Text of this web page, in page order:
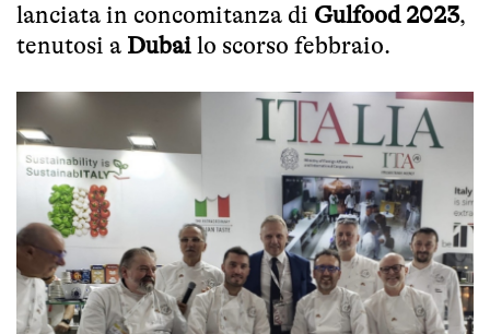
lanciata in concomitanza di Gulfood 2023,
tenutosi a Dubai lo scorso febbraio.